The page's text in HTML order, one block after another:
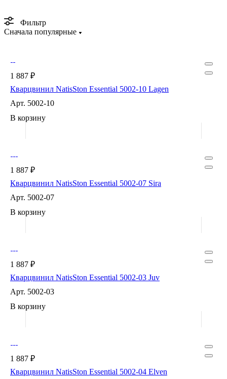
Фильтр
Сначала популярные
1 887 ₽
Кварцвинил NatisSton Essential 5002-10 Lagen
Арт. 5002-10
В корзину
1 887 ₽
Кварцвинил NatisSton Essential 5002-07 Sira
Арт. 5002-07
В корзину
1 887 ₽
Кварцвинил NatisSton Essential 5002-03 Juv
Арт. 5002-03
В корзину
1 887 ₽
Кварцвинил NatisSton Essential 5002-04 Elven